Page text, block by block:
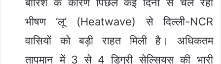
बारिश के कारण पिछले कई दिनों से चल रही
भीषण ‘लू’ (Heatwave) से दिल्ली-NCR
वासियों को बड़ी राहत मिली है। अधिकतम
तापमान में 3 से 4 डिग्री सेल्सियस की भारी